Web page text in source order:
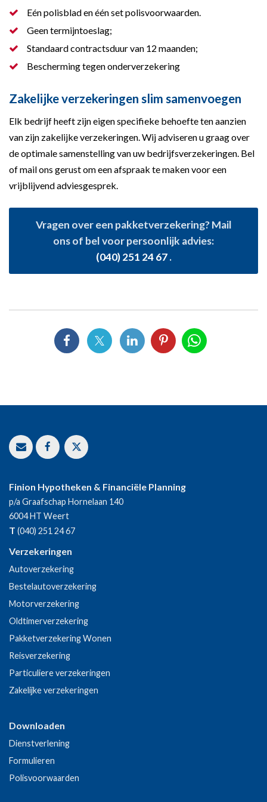
Eén polisblad en één set polisvoorwaarden.
Geen termijntoeslag;
Standaard contractsduur van 12 maanden;
Bescherming tegen onderverzekering
Zakelijke verzekeringen slim samenvoegen
Elk bedrijf heeft zijn eigen specifieke behoefte ten aanzien
van zijn zakelijke verzekeringen. Wij adviseren u graag over
de optimale samenstelling van uw bedrijfsverzekeringen. Bel
of mail ons gerust om een afspraak te maken voor een
vrijblijvend adviesgesprek.
Vragen over een pakketverzekering? Mail
ons of bel voor persoonlijk advies:
(040) 251 24 67.
Finion Hypotheken & Financiële Planning
p/a Graafschap Hornelaan 140
6004 HT Weert
T (040) 251 24 67
Verzekeringen
Autoverzekering
Bestelautoverzekering
Motorverzekering
Oldtimerverzekering
Pakketverzekering Wonen
Reisverzekering
Particuliere verzekeringen
Zakelijke verzekeringen
Downloaden
Dienstverlening
Formulieren
Polisvoorwaarden